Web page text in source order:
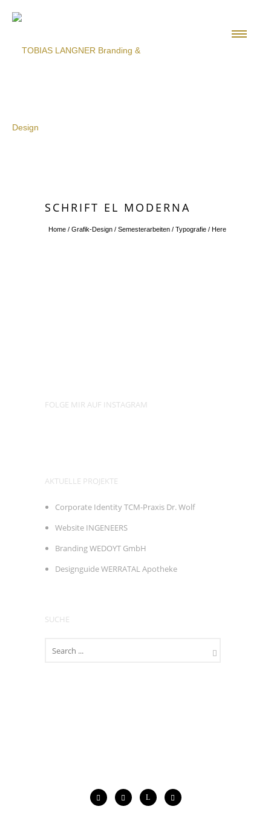
SCHRIFT EL MODERNA
Home / Grafik-Design / Semesterarbeiten / Typografie / Here
FOLGE MIR AUF INSTAGRAM
AKTUELLE PROJEKTE
Corporate Identity TCM-Praxis Dr. Wolf
Website INGENEERS
Branding WEDOYT GmbH
Designguide WERRATAL Apotheke
SUCHE